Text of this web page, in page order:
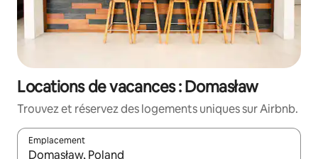
Locations de vacances : Domasław
Trouvez et réservez des logements uniques sur Airbnb.
Emplacement
Quand les résultats sont affichés, parcourez-les en utilisant